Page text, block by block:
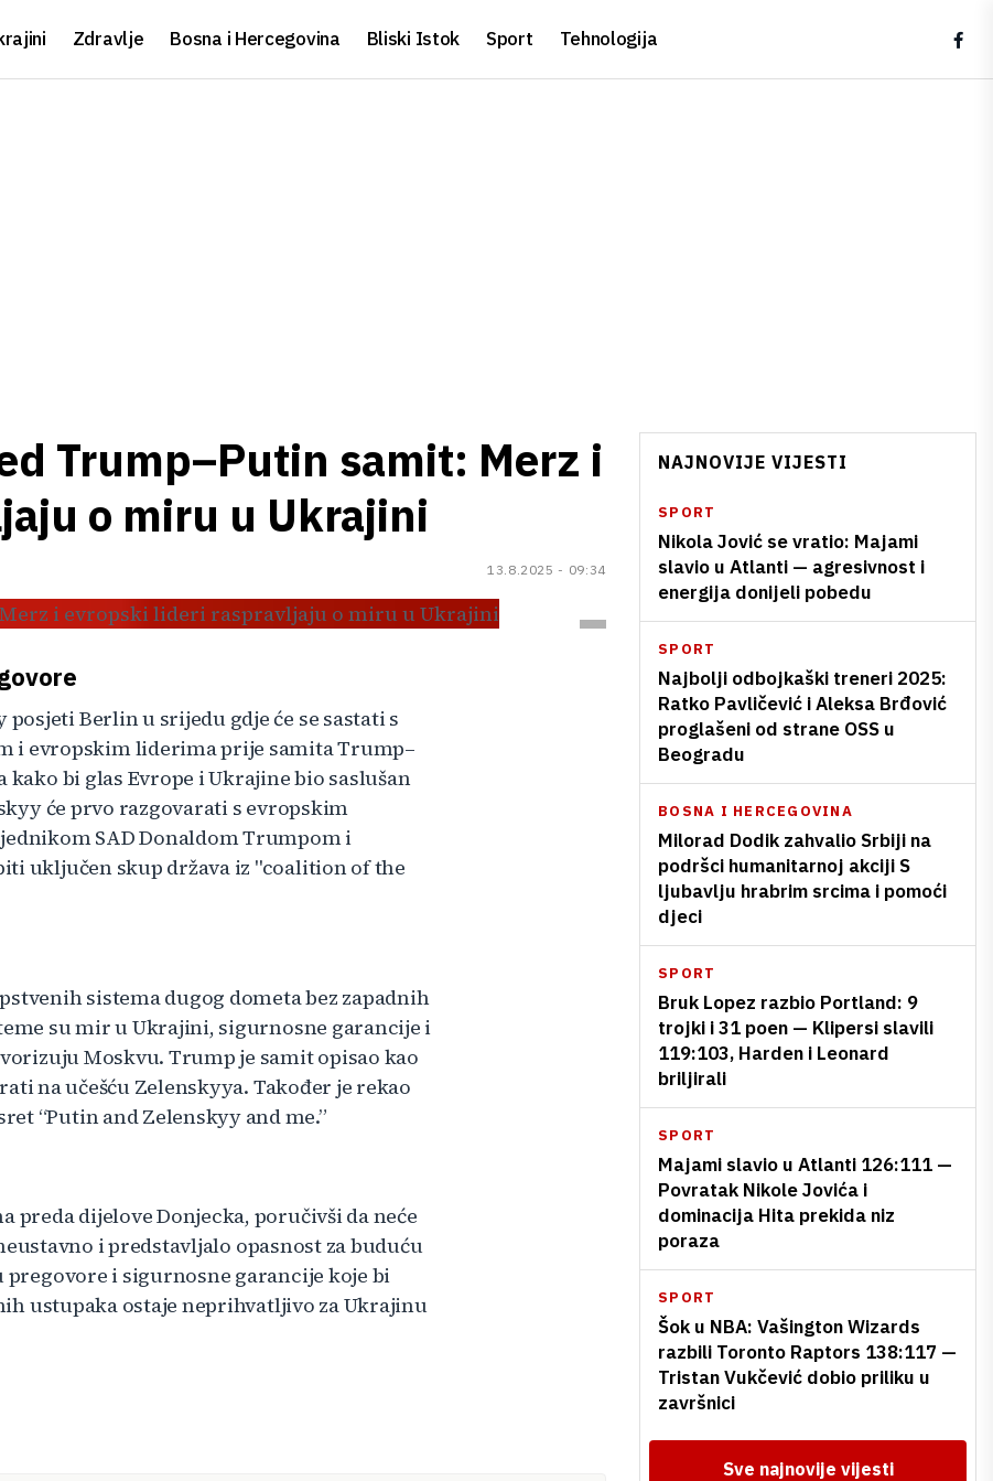
Zdravlje Bosna i Hercegovina Bliski Istok Sport Tehnologija
Trump–Putin samit: Merz i
o miru u Ukrajini
13.8.2025 - 09:34
Berlin u srijedu gdje će se sastati s
i evropskim liderima prije samita Trump–
bi glas Evrope i Ukrajine bio saslušan
će prvo razgovarati s evropskim
SAD Donaldom Trumpom i
uključen skup država iz "coalition of the
sistema dugog dometa bez zapadnih
su mir u Ukrajini, sigurnosne garancije i
Moskvu. Trump je samit opisao kao
na učešću Zelenskyya. Također je rekao
“Putin and Zelenskyy and me.”
preda dijelove Donjecka, poručivši da neće
i predstavljalo opasnost za buduću
i sigurnosne garancije koje bi
ustupaka ostaje neprihvatljivo za Ukrajinu
NAJNOVIJE VIJESTI
SPORT
Nikola Jović se vratio: Majami
slavio u Atlanti — agresivnost i
energija donijeli pobedu
SPORT
Najbolji odbojkaški treneri 2025:
Ratko Pavličević i Aleksa Brđović
proglašeni od strane OSS u
Beogradu
BOSNA I HERCEGOVINA
Milorad Dodik zahvalio Srbiji na
podršci humanitarnoj akciji S
ljubavlju hrabrim srcima i pomoći
djeci
SPORT
Bruk Lopez razbio Portland: 9
trojki i 31 poen — Klipersi slavili
119:103, Harden i Leonard
briljirali
SPORT
Majami slavio u Atlanti 126:111 —
Povratak Nikole Jovića i
dominacija Hita prekida niz
poraza
SPORT
Šok u NBA: Vašington Wizards
razbili Toronto Raptors 138:117 —
Tristan Vukčević dobio priliku u
završnici
Sve najnovije vijesti